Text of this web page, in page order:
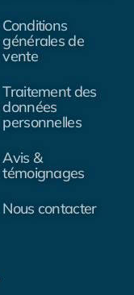
Conditions
générales de
vente
Traitement des
données
personnelles
Avis &
témoignages
Nous contacter